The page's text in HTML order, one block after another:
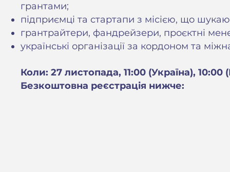
грантами;
підприємці та стартапи з місією, що
грантрайтери, фандрейзери, проєктні
українські організації за кордоном та
Коли: 27 листопада, 11:00 (Україна),
Безкоштовна реєстрація нижче: